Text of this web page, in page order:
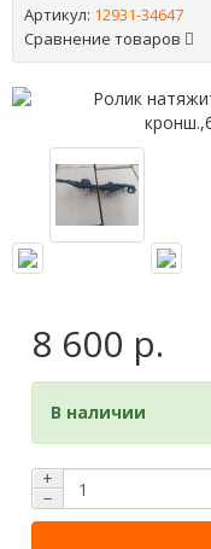
Артикул: 12931-34647
Сравнение товаров
8 600 р.
В наличии
+
−